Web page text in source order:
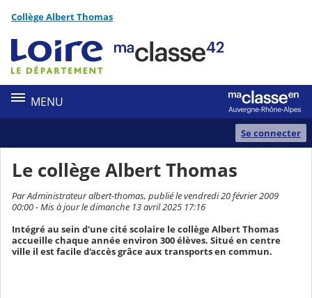
Contenu
Collège Albert Thomas
MENU
Se connecter
Le collège Albert Thomas
Par Administrateur albert-thomas, publié le vendredi 20 février 2009
00:00 - Mis à jour le dimanche 13 avril 2025 17:16
Intégré au sein d'une cité scolaire le collège Albert Thomas
accueille chaque année environ 300 élèves. Situé en centre
ville il est facile d'accès grâce aux transports en commun.